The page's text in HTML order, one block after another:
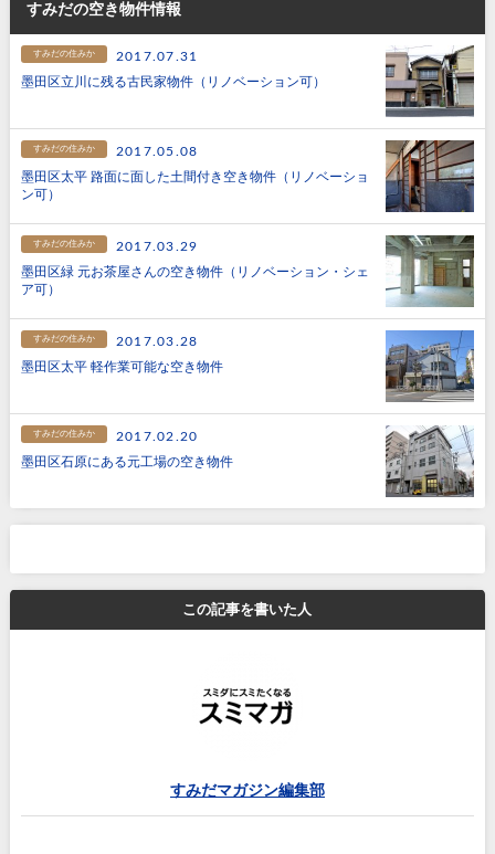
すみだの空き物件情報
すみだの住みか
2017.07.31
墨田区立川に残る古民家物件（リノベーション可）
すみだの住みか
2017.05.08
墨田区太平 路面に面した土間付き空き物件（リノベーショ
ン可）
すみだの住みか
2017.03.29
墨田区緑 元お茶屋さんの空き物件（リノベーション・シェ
ア可）
すみだの住みか
2017.03.28
墨田区太平 軽作業可能な空き物件
すみだの住みか
2017.02.20
墨田区石原にある元工場の空き物件
この記事を書いた人
すみだマガジン編集部